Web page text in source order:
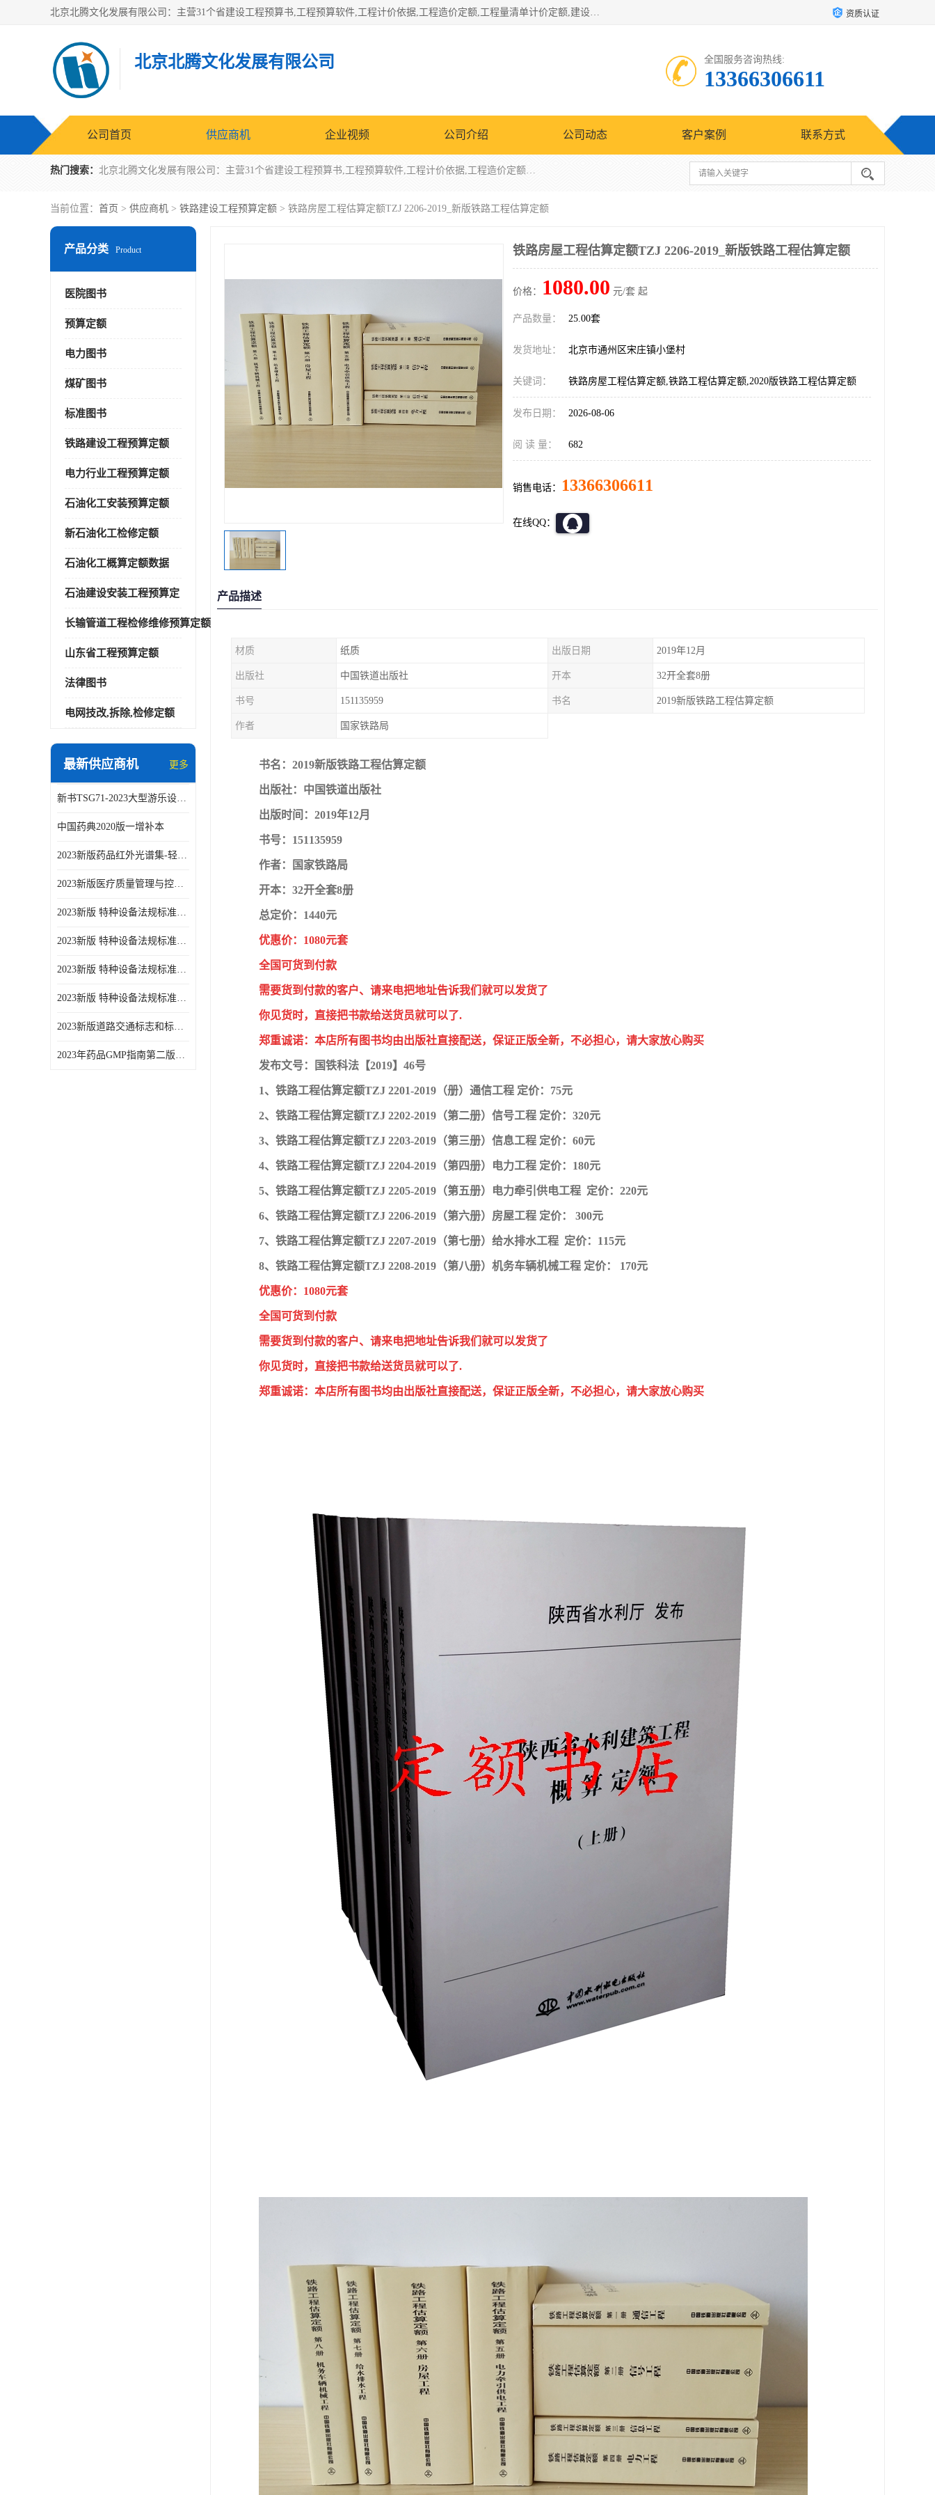
北京北腾文化发展有限公司：主营31个省建设工程预算书,工程预算软件,工程计价依据,工程造价定额,工程量清单计价定额,建设工程量消耗量定额,各行业工程预算定额,铁路定额,电力定额,矿山定额,*,黄金定额,钢铁企业检修定额,中石化安装检修定额,煤矿图书,医院书籍等.诚信的经营，在发展的同时公司不忘不断总结不断优化为客户的服务，和一如既往的热情赢得了新老客户的极高评价及青睐。 资质认证
北京北腾文化发展有限公司 全国服务咨询热线:
13366306611
公司首页 供应商机 企业视频 公司介绍 公司动态 客户案例 联系方式
热门搜索： 北京北腾文化发展有限公司：主营31个省建设工程预算书,工程预算软件,工程计价依据,工程造价定额,工程量清单计价定额,建设工程量消耗量定额,各行业工程预算定额,铁路定额,电力定额,矿山定额,*,黄金定额,钢铁企业检修定额,中石化安装检修定额,煤矿图书,医院书籍等.诚信的经营，在发展的同时公司不忘不断总结不断优化为客户的服务，和一如既往的热情赢得了新老客户的极高评价及青睐。
当前位置： 首页 > 供应商机 > 铁路建设工程预算定额 > 铁路房屋工程估算定额TZJ 2206-2019_新版铁路工程估算定额
产品分类 Product
医院图书
预算定额
电力图书
煤矿图书
标准图书
铁路建设工程预算定额
电力行业工程预算定额
石油化工安装预算定额
新石油化工检修定额
石油化工概算定额数据
石油建设安装工程预算定
长输管道工程检修维修预算定额
山东省工程预算定额
法律图书
电网技改,拆除,检修定额
最新供应商机 更多
新书TSG71-2023大型游乐设施安全技术规程
中国药典2020版一增补本
2023新版药品红外光谱集-轻工业出版社
2023新版医疗质量管理与控制指标汇编5.0版
2023新版 特种设备法规标准手册 机电类标准客运索道卷
2023新版 特种设备法规标准手册 机电类标准游乐设施卷
2023新版 特种设备法规标准手册 安全技术规范卷共三本
2023新版 特种设备法规标准手册 机电类标准电梯卷 共两本
2023新版道路交通标志和标线手册
2023年药品GMP指南第二版全6册
铁路房屋工程估算定额TZJ 2206-2019_新版铁路工程估算定额
价格： 1080.00 元/套 起
产品数量： 25.00套
发货地址： 北京市通州区宋庄镇小堡村
关键词： 铁路房屋工程估算定额,铁路工程估算定额,2020版铁路工程估算定额
发布日期： 2026-08-06
阅 读 量： 682
销售电话： 13366306611
在线QQ：
产品描述
材质 纸质 出版日期 2019年12月
出版社 中国铁道出版社 开本 32开全套8册
书号 151135959 书名 2019新版铁路工程估算定额
作者 国家铁路局
书名：2019新版铁路工程估算定额
出版社：中国铁道出版社
出版时间：2019年12月
书号：151135959
作者：国家铁路局
开本：32开全套8册
总定价：1440元
优惠价：1080元套
全国可货到付款
需要货到付款的客户、请来电把地址告诉我们就可以发货了
你见货时，直接把书款给送货员就可以了.
郑重诚诺：本店所有图书均由出版社直接配送，保证正版全新，不必担心，请大家放心购买
发布文号：国铁科法【2019】46号
1、铁路工程估算定额TZJ 2201-2019（册）通信工程 定价：75元
2、铁路工程估算定额TZJ 2202-2019（第二册）信号工程 定价：320元
3、铁路工程估算定额TZJ 2203-2019（第三册）信息工程 定价：60元
4、铁路工程估算定额TZJ 2204-2019（第四册）电力工程 定价：180元
5、铁路工程估算定额TZJ 2205-2019（第五册）电力牵引供电工程 定价：220元
6、铁路工程估算定额TZJ 2206-2019（第六册）房屋工程 定价： 300元
7、铁路工程估算定额TZJ 2207-2019（第七册）给水排水工程 定价：115元
8、铁路工程估算定额TZJ 2208-2019（第八册）机务车辆机械工程 定价： 170元
优惠价：1080元套
全国可货到付款
需要货到付款的客户、请来电把地址告诉我们就可以发货了
你见货时，直接把书款给送货员就可以了.
郑重诚诺：本店所有图书均由出版社直接配送，保证正版全新，不必担心，请大家放心购买